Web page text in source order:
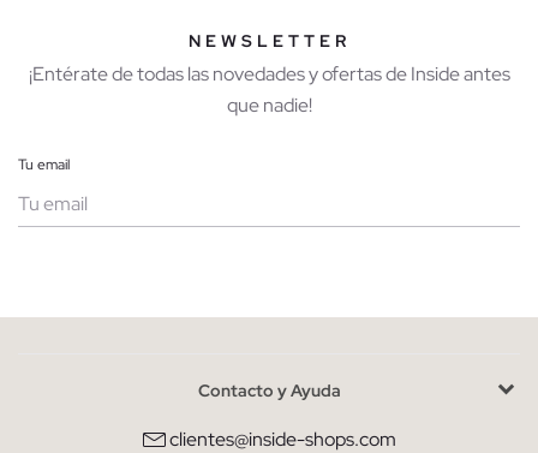
NEWSLETTER
¡Entérate de todas las novedades y ofertas de Inside antes
que nadie!
Tu email
He leído y entiendo lapolítica de privacidad
Contacto y Ayuda
clientes@inside-shops.com